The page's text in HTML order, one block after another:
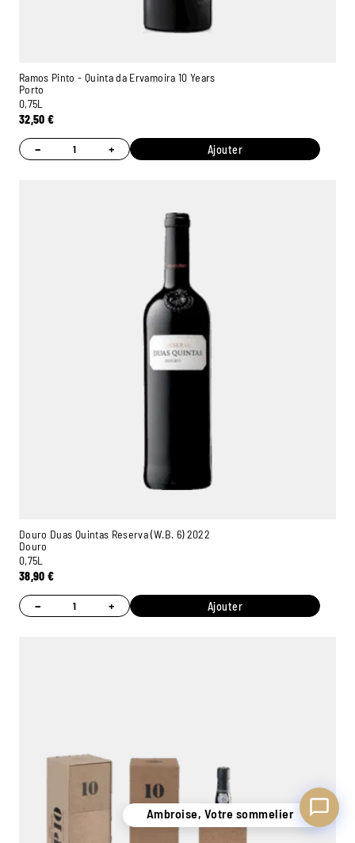
Ramos Pinto - Quinta da Ervamoira 10 Years
Porto
0,75L
32,50€
− + Ajouter
Douro Duas Quintas Reserva (W.B. 6) 2022
Douro
0,75L
38,90€
− + Ajouter
Ambroise, Votre sommelier
Disponible pour vous conseiller